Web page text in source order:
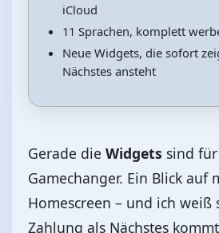
iCloud
11 Sprachen, komplett
Neue Widgets, die sofort
Nächstes ansteht
Gerade die Widgets sind
Gamechanger. Ein Blick auf
Homescreen – und ich weiß
Zahlung als Nächstes